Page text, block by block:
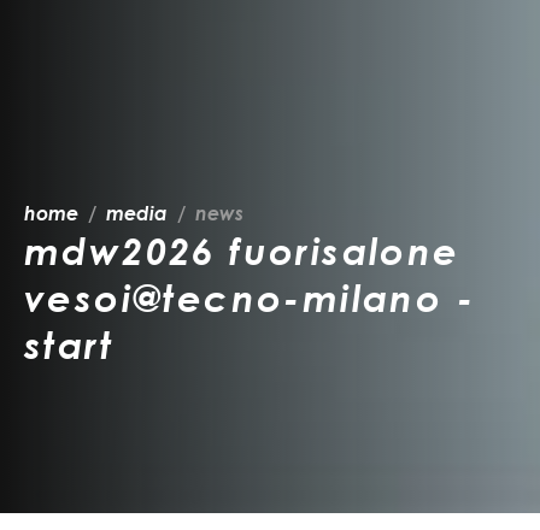
home media news
mdw2026 fuorisalone
vesoi@tecno-milano -
start